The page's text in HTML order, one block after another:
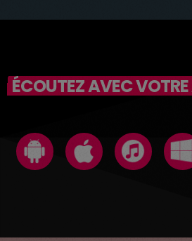
ÉCOUTEZ AVEC VOTRE